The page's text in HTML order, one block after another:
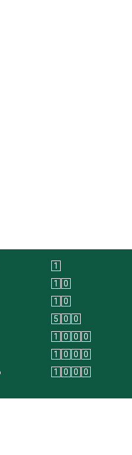
1
1 0
1 0
5 0 0
1 0 0 0
1 0 0 0
1 0 0 0